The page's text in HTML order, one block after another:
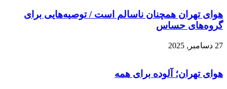
هوای تهران همچنان ناسالم است / توصیه‌هایی برای
گروه‌های حساس
27 دسامبر, 2025
هوای تهران؛ آلوده برای همه